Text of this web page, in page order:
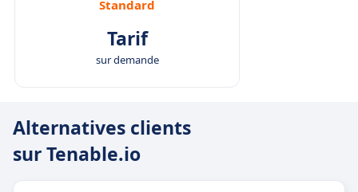
Standard
Tarif
sur demande
Alternatives clients
sur Tenable.io